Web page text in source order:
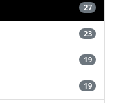
27
23
19
19